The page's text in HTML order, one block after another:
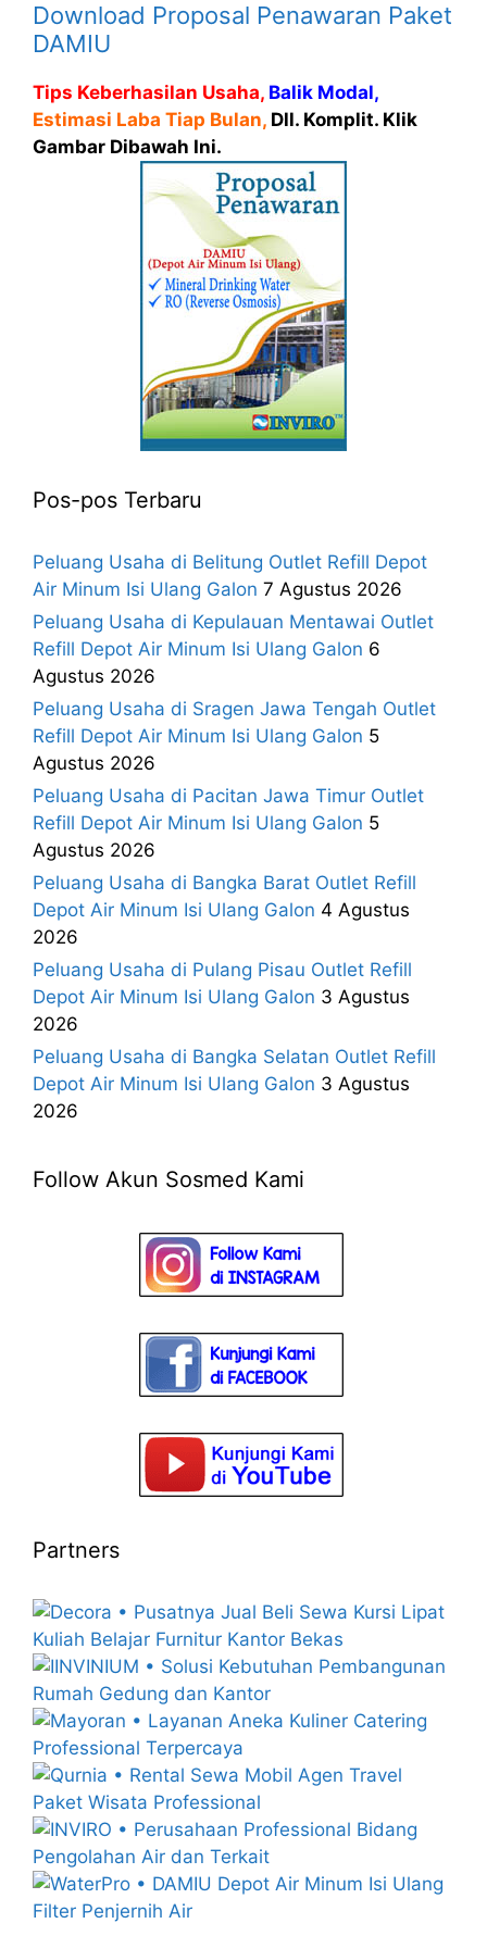
Download Proposal Penawaran Paket
DAMIU
Tips Keberhasilan Usaha, Balik Modal,
Estimasi Laba Tiap Bulan, Dll. Komplit. Klik
Gambar Dibawah Ini.
Pos-pos Terbaru
Peluang Usaha di Belitung Outlet Refill Depot
Air Minum Isi Ulang Galon 7 Agustus 2026
Peluang Usaha di Kepulauan Mentawai Outlet
Refill Depot Air Minum Isi Ulang Galon 6
Agustus 2026
Peluang Usaha di Sragen Jawa Tengah Outlet
Refill Depot Air Minum Isi Ulang Galon 5
Agustus 2026
Peluang Usaha di Pacitan Jawa Timur Outlet
Refill Depot Air Minum Isi Ulang Galon 5
Agustus 2026
Peluang Usaha di Bangka Barat Outlet Refill
Depot Air Minum Isi Ulang Galon 4 Agustus
2026
Peluang Usaha di Pulang Pisau Outlet Refill
Depot Air Minum Isi Ulang Galon 3 Agustus
2026
Peluang Usaha di Bangka Selatan Outlet Refill
Depot Air Minum Isi Ulang Galon 3 Agustus
2026
Follow Akun Sosmed Kami
Partners